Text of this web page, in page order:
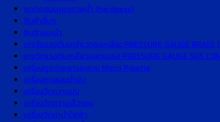
ชุดทดสอบคุณภาพน้ำ (hardness)
สินค้าอื่นๆ
สินค้าแนะนำ
เกจวัดแรงดันเกลียวทองเหลือง PRESSURE GAUGE BRASS
เกจวัดแรงดันเกลียวแสตนเลส PRESSURE GAUGE SUS
เครื่องดูดจ่ายสารละลาย Micro Pipette
เครื่องทดสอบน้ำมัน
เครื่องวัดความขุ่น
เครื่องวัดความเร็วรอบ
เครื่องวัดค่านำไฟฟ้า